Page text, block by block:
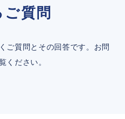
質問
ご質問とその回答です。お問
ください。